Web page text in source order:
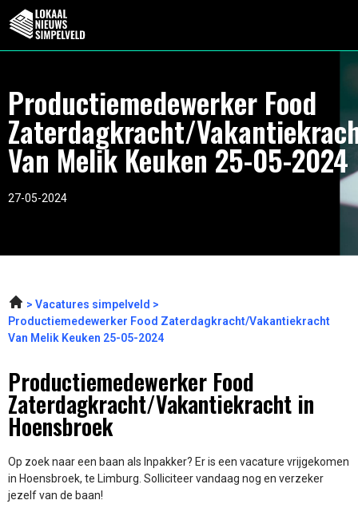
Productiemedewerker Food
Zaterdagkracht/
Van Melik Keuken 25-05-2024
27-05-2024
Vacatures simpelveld
Productiemedewerker Food Zaterdagkracht/Vakantiekracht
Van Melik Keuken 25-05-2024
Productiemedewerker Food
Zaterdagkracht/Vakantiekracht in
Hoensbroek
Op zoek naar een baan als Inpakker? Er is een vacature vrijgekomen
in Hoensbroek, te Limburg. Solliciteer vandaag nog en verzeker
jezelf van de baan!